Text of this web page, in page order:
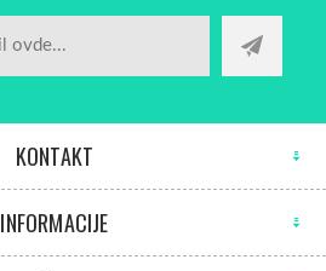
KONTAKT
INFORMACIJE